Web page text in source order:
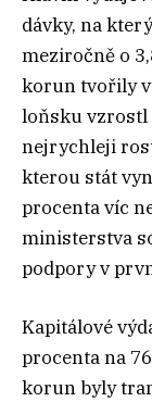
dávky, na
meziročně o
korun tvořily
loňsku vzrostl
nejrychleji
kterou stát
procenta víc
ministerstva
podpory v
Kapitálové
procenta na
korun byly